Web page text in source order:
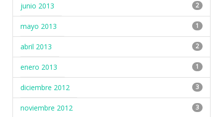
junio 2013 2
mayo 2013 1
abril 2013 2
enero 2013 1
diciembre 2012 3
noviembre 2012 3